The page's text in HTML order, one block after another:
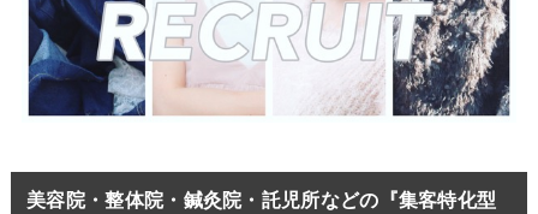
美容院・整体院・鍼灸院・託児所などの『集客特化型